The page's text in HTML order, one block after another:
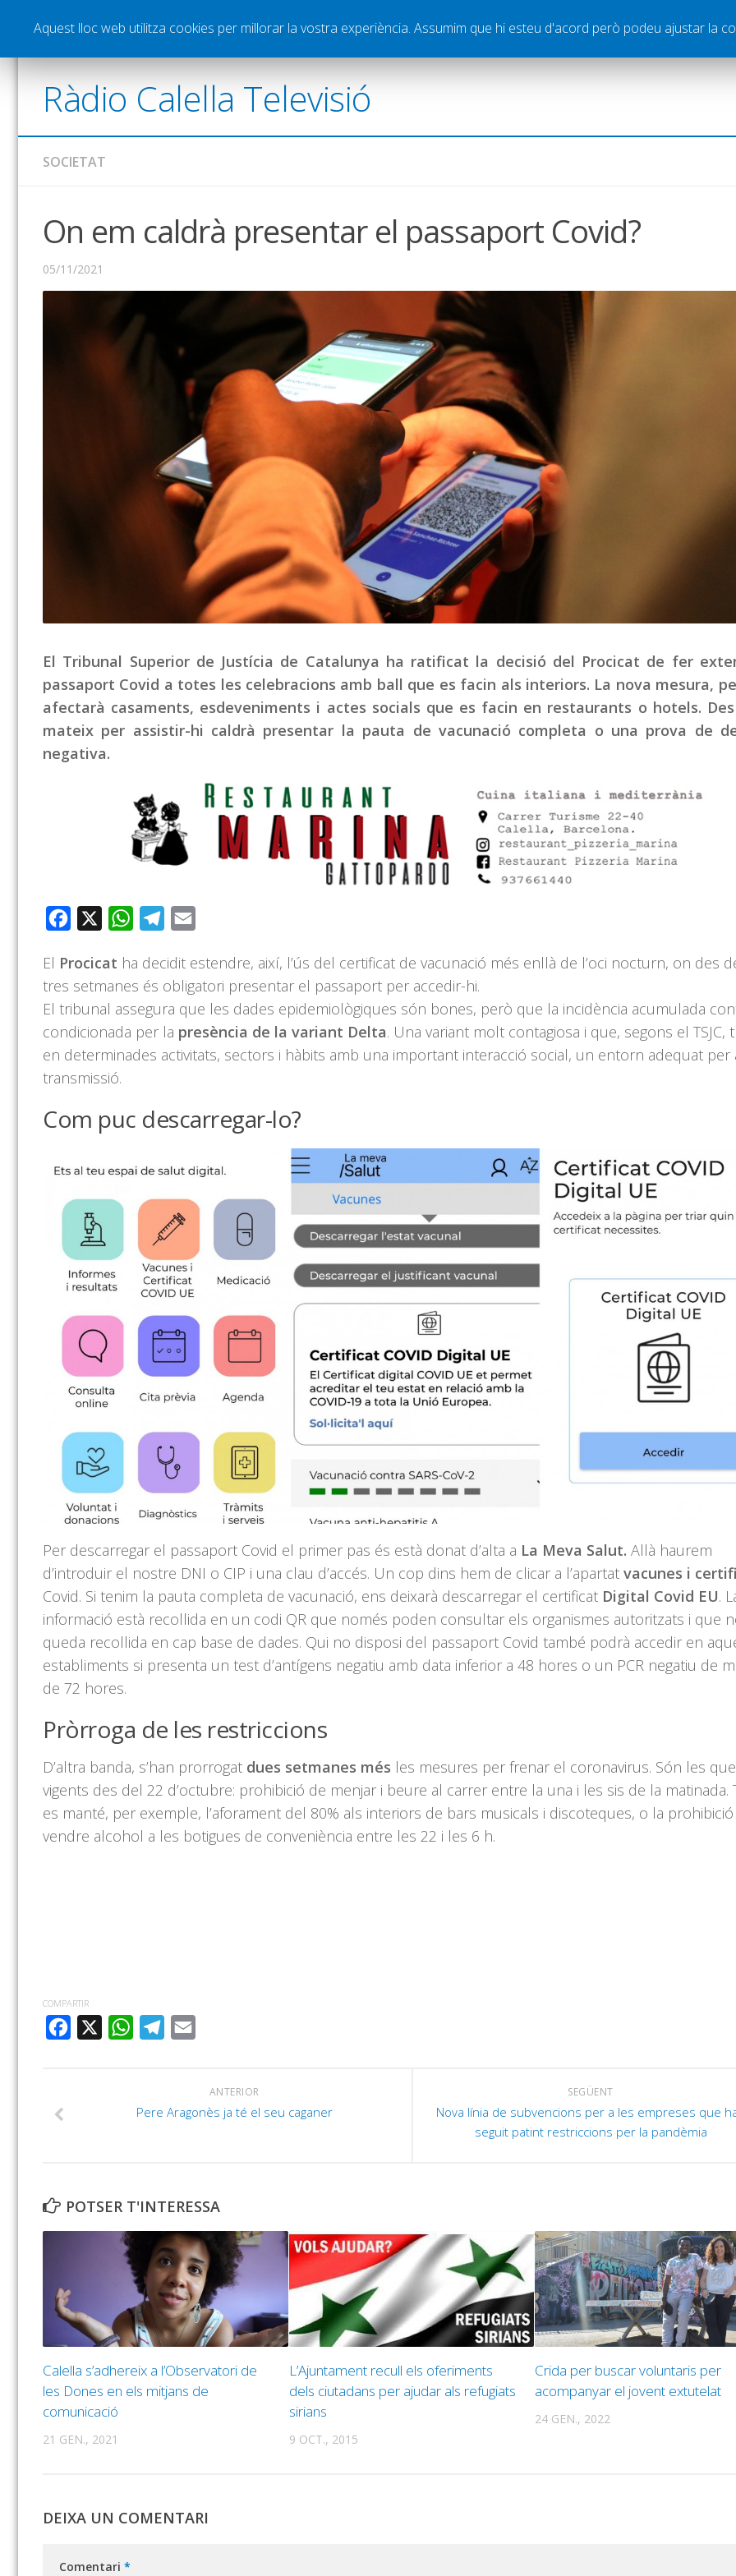
Notícies Esports Pòdcasts Vídeos Graella Publicitat Contacte
Ràdio Calella Televisió
SOCIETAT
On em caldrà presentar el passaport Covid?
05/11/2021
El Tribunal Superior de Justícia de Catalunya ha ratificat la decisió del Procicat de fer
passaport Covid a totes les celebracions amb ball que es facin als interiors. La nova mesura,
afectarà casaments, esdeveniments i actes socials que es facin en restaurants o hotels. Des
mateix per assistir-hi caldrà presentar la pauta de vacunació completa o una prova de
negativa.
Facebook WhatsAppTelegram
El Procicat ha decidit estendre, així, l’ús del certificat de vacunació més enllà de l’oci nocturn, on des
tres setmanes és obligatori presentar el passaport per accedir-hi.
El tribunal assegura que les dades epidemiològiques són bones, però que la incidència acumulada
condicionada per la presència de la variant Delta. Una variant molt contagiosa i que, segons el TSJC,
en determinades activitats, sectors i hàbits amb una important interacció social, un entorn adequat per
transmissió.
Com puc descarregar-lo?
Per descarregar el passaport Covid el primer pas és està donat d’alta a La Meva Salut. Allà haurem
d’introduir el nostre DNI o CIP i una clau d’accés. Un cop dins hem de clicar a l’apartat vacunes i
Covid. Si tenim la pauta completa de vacunació, ens deixarà descarregar el certificat Digital Covid EU.
informació està recollida en un codi QR que només poden consultar els organismes autoritzats i que
queda recollida en cap base de dades. Qui no disposi del passaport Covid també podrà accedir en
establiments si presenta un test d’antígens negatiu amb data inferior a 48 hores o un PCR negatiu de
de 72 hores.
Pròrroga de les restriccions
D’altra banda, s’han prorrogat dues setmanes més les mesures per frenar el coronavirus. Són les
vigents des del 22 d’octubre: prohibició de menjar i beure al carrer entre la una i les sis de la matinada.
es manté, per exemple, l’aforament del 80% als interiors de bars musicals i discoteques, o la
vendre alcohol a les botigues de conveniència entre les 22 i les 6 h.
COMPARTIR
FACEBOOK
WHATSAPPTELEGRAM
SEGÜENT
Nova línia de subvencions per a les empreses que
seguit patint restriccions per la pandèmia
ANTERIOR
Pere Aragonès ja té el seu caganer
POTSER T'INTERESSA
Calella s’adhereix a l’Observatori de
les Dones en els mitjans de
comunicació
21 GEN., 2021
L’Ajuntament recull els oferiments
dels ciutadans per ajudar als refugiats
sirians
9 OCT., 2015
Crida per buscar voluntaris per
acompanyar el jovent extutelat
24 GEN., 2022
DEIXA UN COMENTARI
Comentari *
Aquest lloc web utilitza cookies per millorar la vostra experiència. Assumim que hi esteu d'acord però podeu ajustar la